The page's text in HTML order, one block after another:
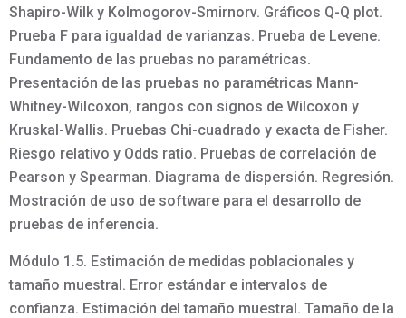
Shapiro-Wilk y Kolmogorov-Smirnorv. Gráficos Q-Q plot.
Prueba F para igualdad de varianzas. Prueba de Levene.
Fundamento de las pruebas no paramétricas.
Presentación de las pruebas no paramétricas Mann-
Whitney-Wilcoxon, rangos con signos de Wilcoxon y
Kruskal-Wallis. Pruebas Chi-cuadrado y exacta de Fisher.
Riesgo relativo y Odds ratio. Pruebas de correlación de
Pearson y Spearman. Diagrama de dispersión. Regresión.
Mostración de uso de software para el desarrollo de
pruebas de inferencia.
Módulo 1.5. Estimación de medidas poblacionales y
tamaño muestral. Error estándar e intervalos de
confianza. Estimación del tamaño muestral. Tamaño de la